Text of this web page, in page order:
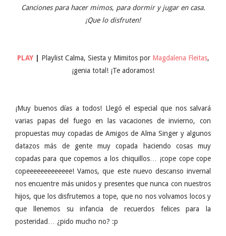
Canciones para hacer mimos, para dormir y jugar en casa.
¡Que lo disfruten!
PLAY| Playlist Calma, Siesta y Mimitos por Magdalena Fleitas,
¡genia total! ¡Te adoramos!
¡Muy buenos días a todos! Llegó el especial que nos salvará
varias papas del fuego en las vacaciones de invierno, con
propuestas muy copadas de Amigos de Alma Singer y algunos
datazos más de gente muy copada haciendo cosas muy
copadas para que copemos a los chiquillos… ¡cope cope cope
copeeeeeeeeeeeee! Vamos, que este nuevo descanso invernal
nos encuentre más unidos y presentes que nunca con nuestros
hijos, que los disfrutemos a tope, que no nos volvamos locos y
que llenemos su infancia de recuerdos felices para la
posteridad… ¿pido mucho no? :p